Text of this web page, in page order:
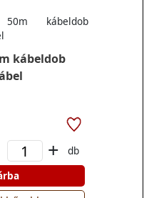
kábeldob
kábeldob
+
db